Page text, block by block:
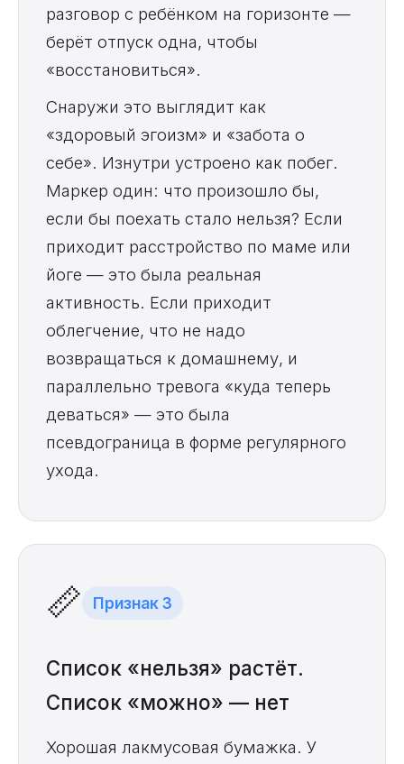
разговор с ребёнком на горизонте —
берёт отпуск одна, чтобы
«восстановиться».
Снаружи это выглядит как
«здоровый эгоизм» и «забота о
себе». Изнутри устроено как побег.
Маркер один: что произошло бы,
если бы поехать стало нельзя? Если
приходит расстройство по маме или
йоге — это была реальная
активность. Если приходит
облегчение, что не надо
возвращаться к домашнему, и
параллельно тревога «куда теперь
деваться» — это была
псевдограница в форме регулярного
ухода.
📏 Признак 3
Список «нельзя» растёт.
Список «можно» — нет
Хорошая лакмусовая бумажка. У